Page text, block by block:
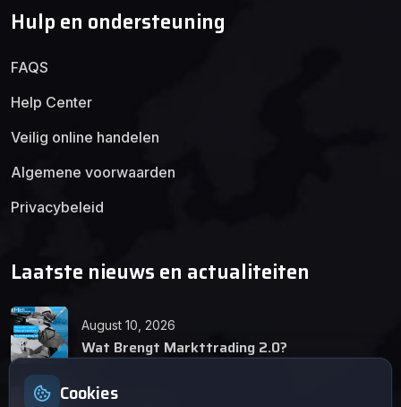
Hulp en ondersteuning
FAQS
Help Center
Veilig online handelen
Algemene voorwaarden
Privacybeleid
Laatste nieuws en actualiteiten
August 10, 2026
Wat Brengt Markttrading 2.0?
Cookies